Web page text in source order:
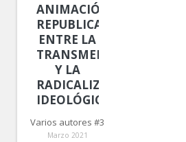
ANIMACIÓN
REPUBLICANA:
ENTRE LA
TRANSMEDIALIDAD
Y LA
RADICALIZACIÓN
IDEOLÓGICA
Varios autores #3
Marzo 2021